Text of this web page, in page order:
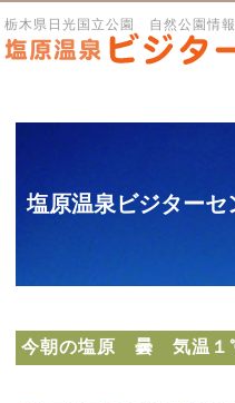
栃木県日光国立公園 自然公園情
塩原温泉ビジターセ
今朝の塩原 曇 気温